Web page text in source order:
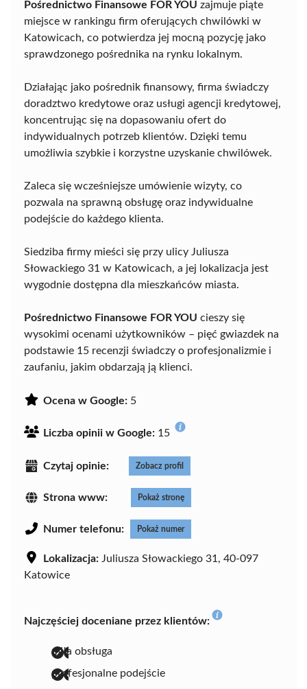
Pośrednictwo Finansowe FOR YOU zajmuje piąte
miejsce w rankingu firm oferujących chwilówki w
Katowicach, co potwierdza jej mocną pozycję jako
sprawdzonego pośrednika na rynku lokalnym.
Działając jako pośrednik finansowy, firma świadczy
doradztwo kredytowe oraz usługi agencji kredytowej,
koncentrując się na dopasowaniu ofert do
indywidualnych potrzeb klientów. Dzięki temu
umożliwia szybkie i korzystne uzyskanie chwilówek.
Zaleca się wcześniejsze umówienie wizyty, co
pozwala na sprawną obsługę oraz indywidualne
podejście do każdego klienta.
Siedziba firmy mieści się przy ulicy Juliusza
Słowackiego 31 w Katowicach, a jej lokalizacja jest
wygodnie dostępna dla mieszkańców miasta.
Pośrednictwo Finansowe FOR YOU cieszy się
wysokimi ocenami użytkowników – pięć gwiazdek na
podstawie 15 recenzji świadczy o profesjonalizmie i
zaufaniu, jakim obdarzają ją klienci.
Ocena w Google: 5
Liczba opinii w Google: 15
Czytaj opinie: Zobacz profil
Strona www: Pokaż stronę
Numer telefonu: Pokaż numer
Lokalizacja: Juliusza Słowackiego 31, 40-097
Katowice
Najczęściej doceniane przez klientów:
miła obsługa
profesjonalne podejście